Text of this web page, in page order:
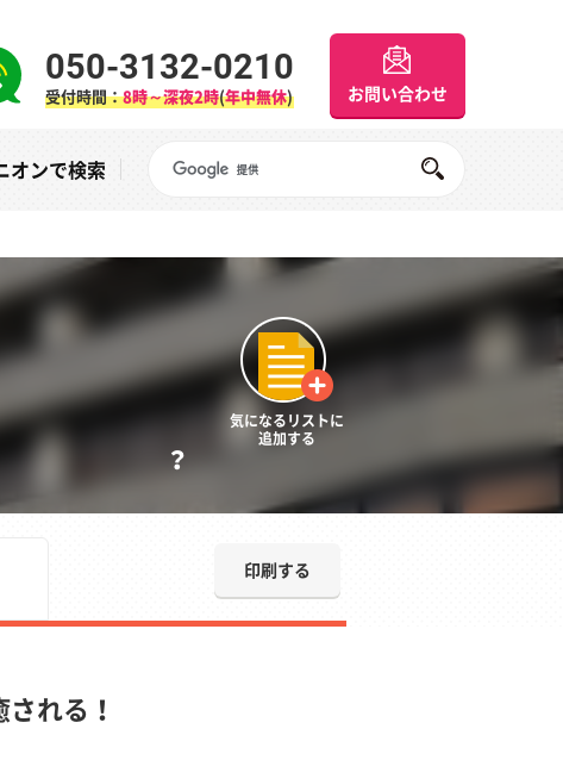
050-3132-0210
受付時間：8時～深夜2時(年中無休) お問い合わせ
オンで検索
？
気になるリストに
追加する
印刷する
れる！